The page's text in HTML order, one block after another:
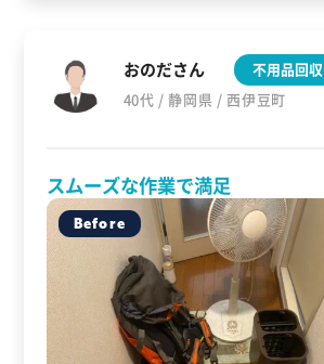
おのださん
40代 / 静岡県 / 西伊豆町
不用品回収
スムーズな作業で満足